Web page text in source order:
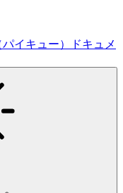
イキュー）ドキュメ